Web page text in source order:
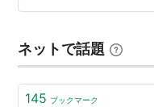
ネットで話題
145 ブックマーク